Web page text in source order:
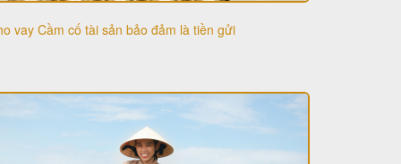
vay Cầm cố tài sản bảo đảm là tiền gửi